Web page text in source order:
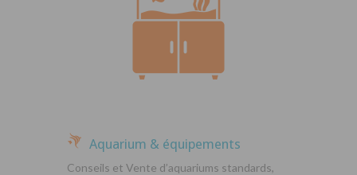
Aquarium & équipements
Conseils et Vente d’aquariums standards,